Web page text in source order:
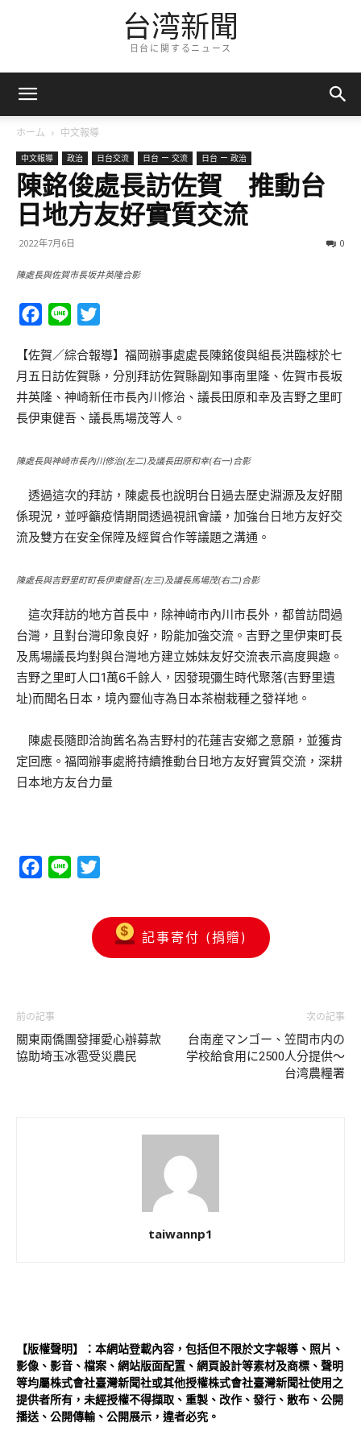
台湾新聞
日台に関するニュース
ホーム 中文報導
中文報導 政治 日台交流 日台 ー 交流 日台 ー 政治
陳銘俊處長訪佐賀 推動台
日地方友好實質交流
2022年7月6日 0
陳處長與佐賀市長坂井英隆合影
Facebook
Line
【佐賀／綜合報導】福岡辦事處處長陳銘俊與組長洪臨梂於七
月五日訪佐賀縣，分別拜訪佐賀縣副知事南里隆、佐賀市長坂
井英隆、神崎新任市長內川修治、議長田原和幸及吉野之里町
長伊東健吾、議長馬場茂等人。
陳處長與神崎市長內川修治(左二)及議長田原和幸(右一)合影
透過這次的拜訪，陳處長也說明台日過去歷史淵源及友好關
係現況，並呼籲疫情期間透過視訊會議，加強台日地方友好交
流及雙方在安全保障及經貿合作等議題之溝通。
陳處長與吉野里町町長伊東健吾(左三)及議長馬場茂(右二)合影
這次拜訪的地方首長中，除神崎市內川市長外，都曾訪問過
台灣，且對台灣印象良好，盼能加強交流。吉野之里伊東町長
及馬場議長均對與台灣地方建立姊妹友好交流表示高度興趣。
吉野之里町人口1萬6千餘人，因發現彌生時代聚落(吉野里遺
址)而聞名日本，境內靈仙寺為日本茶樹栽種之發祥地。
陳處長隨即洽詢舊名為吉野村的花蓮吉安鄉之意願，並獲肯
定回應。福岡辦事處將持續推動台日地方友好實質交流，深耕
日本地方友台力量
Facebook
Line
記事寄付 (捐贈)
前の記事
關東兩僑團發揮愛心辦募款
協助埼玉冰雹受災農民
次の記事
台南産マンゴー、笠間市内の
学校給食用に2500人分提供～
台湾農糧署
taiwannp1
【版權聲明】：本網站登載內容，包括但不限於文字報導、照片、
影像、影音、檔案、網站版面配置、網頁設計等素材及商標、聲明
等均屬株式會社臺灣新聞社或其他授權株式會社臺灣新聞社使用之
提供者所有，未經授權不得擷取、重製、改作、發行、散布、公開
播送、公開傳輸、公開展示，違者必究。